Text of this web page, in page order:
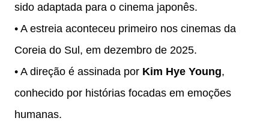
sido adaptada para o cinema japonês.
• A estreia aconteceu primeiro nos cinemas da
Coreia do Sul, em dezembro de 2025.
• A direção é assinada por Kim Hye Young,
conhecido por histórias focadas em emoções
humanas.